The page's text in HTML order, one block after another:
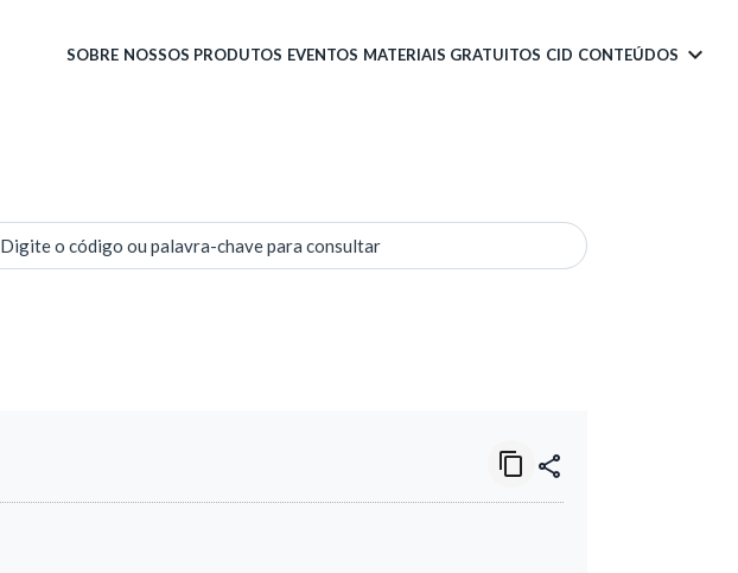
SOBRE NOSSOS PRODUTOS EVENTOS MATERIAIS GRATUITOS CID CONTEÚDOS
Digite o código ou palavra-chave para consultar